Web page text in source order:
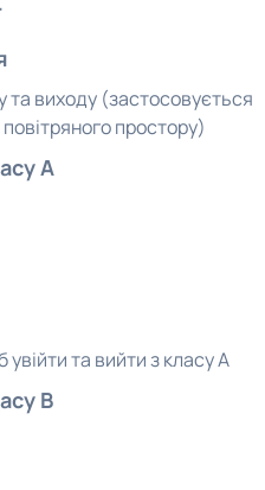
виходу (застосовується
простору)
A
та вийти з класу A
B